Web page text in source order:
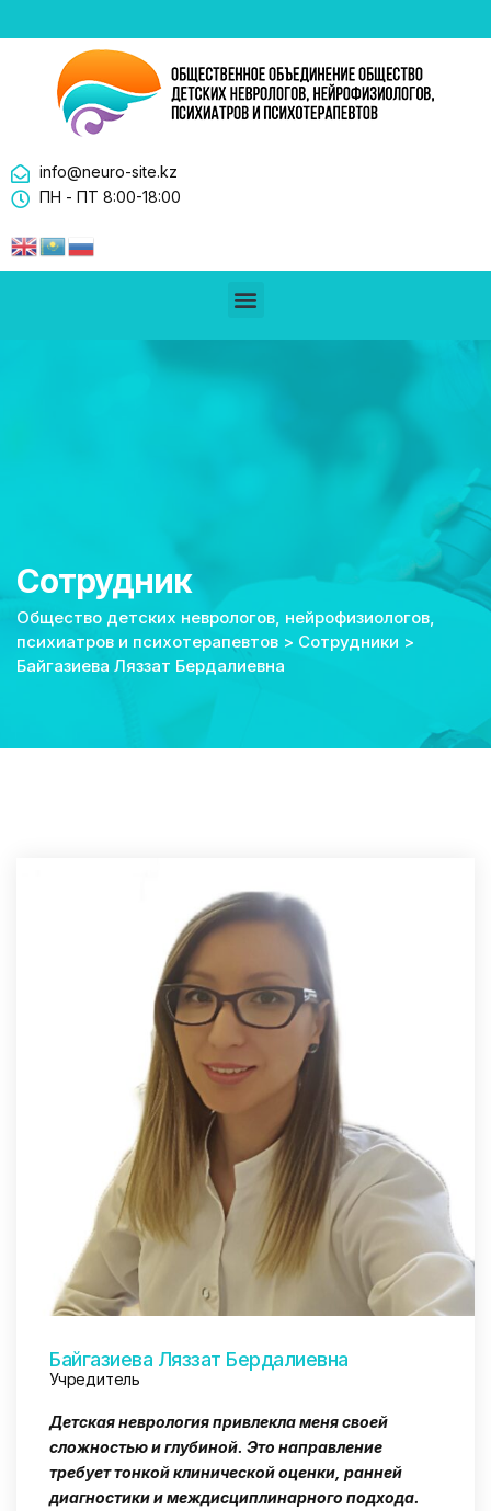
info@neuro-site.kz
ПН - ПТ 8:00-18:00
Сотрудник
Общество детских неврологов, нейрофизиологов,
психиатров и психотерапевтов > Сотрудники >
Байгазиева Ляззат Бердалиевна
Байгазиева Ляззат Бердалиевна
Учредитель
Детская неврология привлекла меня своей
сложностью и глубиной. Это направление
требует тонкой клинической оценки, ранней
диагностики и междисциплинарного подхода.